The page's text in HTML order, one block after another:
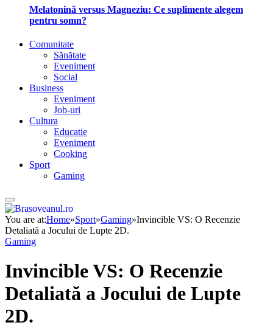
Melatonină versus Magneziu: Ce suplimente alegem
pentru somn?
Comunitate
Sănătate
Eveniment
Social
Business
Eveniment
Job-uri
Cultura
Educatie
Eveniment
Cooking
Sport
Gaming
You are at:Home»Sport»Gaming»Invincible VS: O Recenzie
Detaliată a Jocului de Lupte 2D.
Gaming
Invincible VS: O Recenzie
Detaliată a Jocului de Lupte
2D.